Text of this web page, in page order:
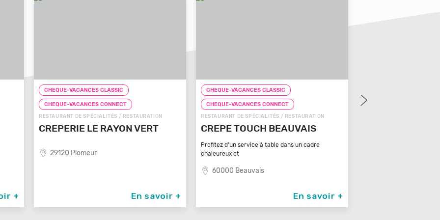
+
CHEQUE-VACANCES CLASSIC
CHEQUE-VACANCES CONNECT
RESTAURANT DE SPÉCIALITÉS / RESTAURATION
CREPE TOUCH BEAUVAIS
chaleureux et
En savoir +
CHEQUE-VACANCES CLASSIC
CHEQUE-VACANCES CONNECT
FAST-FOODS / RESTAURATION
PIZZA COSY
81000 Albi
En savoir +